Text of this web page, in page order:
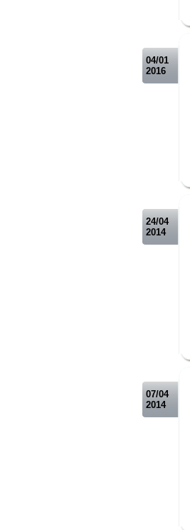
04/01
2016
24/04
2014
07/04
2014